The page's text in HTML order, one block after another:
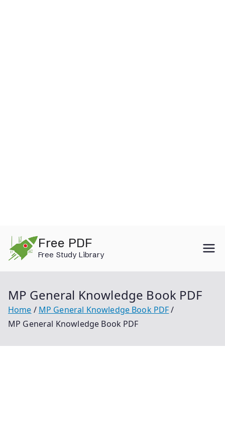
content
Free PDF
Free Study Library
MP General Knowledge Book PDF
Home
MP General Knowledge Book PDF
MP General Knowledge Book PDF